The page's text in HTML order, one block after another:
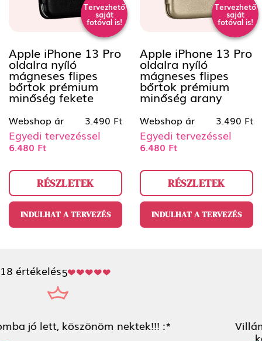
Tervezhető
saját
fotóval is!
Apple iPhone 13 Pro
oldalra nyíló
mágneses flipes
bőrtok prémium
minőség fekete
Webshop ár 3.490 Ft
Egyedi tervezéssel
6.480 Ft
RÉSZLETEK
INDULHAT A TERVEZÉS
Tervezhető
saját
fotóval is!
Apple iPhone 13 Pro
oldalra nyíló
mágneses flipes
bőrtok prémium
minőség arany
Webshop ár 3.490 Ft
Egyedi tervezéssel
6.480 Ft
RÉSZLETEK
INDULHAT A TERVEZÉS
18 értékelés5
Villámgyorsan elkészült a tokom a kisfiam